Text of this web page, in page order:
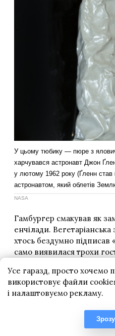
Усе гаразд, просто хочемо
використовує файли
і налаштовуємо рекламу.